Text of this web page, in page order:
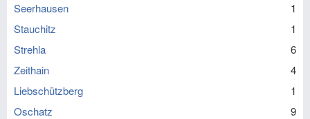
Seerhausen
1
Stauchitz
1
Strehla
6
Zeithain
4
Liebschützberg
1
Oschatz
9